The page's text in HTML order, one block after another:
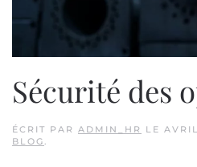
Sécurité des
ÉCRIT PAR ADMIN_HR LE
BLOG.